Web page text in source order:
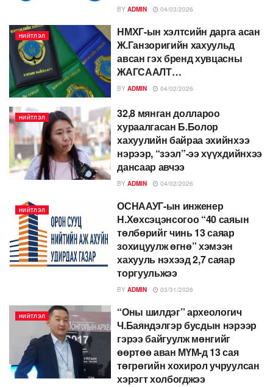
BY ADMIN 04/03/2026
НИЙТЛЭЛ
НМХГ-ын хэлтсийн дарга асан
Ж.Ганзоригийн хахуульд
авсан гэх бренд хувцасны
ЖАГСААЛТ…
BY ADMIN 04/02/2026
НИЙТЛЭЛ
32,8 мянган доллароо
хураалгасан Б.Болор
хахуулийн байраа эхийнхээ
нэрээр, “зээл”-ээ хүүхдийнхээ
дансаар авчээ
BY ADMIN 04/02/2026
НИЙТЛЭЛ
ОСНААУГ-ын инженер
Н.Хөхсэцэнсогоо “40 саяын
төлбөрийг чинь 13 саяар
зохицуулж өгнө” хэмээн
хахууль нэхээд 2,7 саяар
торгуульжээ
BY ADMIN 03/31/2026
НИЙТЛЭЛ
“Оны шилдэг” археологич
Ч.Баяндэлгэр бусдын нэрээр
гэрээ байгуулж мөнгийг
өөртөө аван МҮМ-д 13 сая
төгрөгийн хохирол учруулсан
хэрэгт холбогджээ